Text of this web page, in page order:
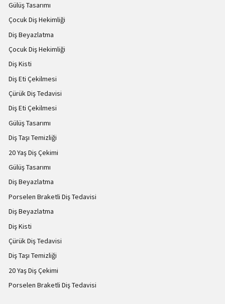
Gülüş Tasarımı
Çocuk Diş Hekimliği
Diş Beyazlatma
Çocuk Diş Hekimliği
Diş Kisti
Diş Eti Çekilmesi
Çürük Diş Tedavisi
Diş Eti Çekilmesi
Gülüş Tasarımı
Diş Taşı Temizliği
20 Yaş Diş Çekimi
Gülüş Tasarımı
Diş Beyazlatma
Porselen Braketli Diş Tedavisi
Diş Beyazlatma
Diş Kisti
Çürük Diş Tedavisi
Diş Taşı Temizliği
20 Yaş Diş Çekimi
Porselen Braketli Diş Tedavisi